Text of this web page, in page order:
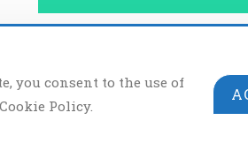
you consent to the use of
Policy.